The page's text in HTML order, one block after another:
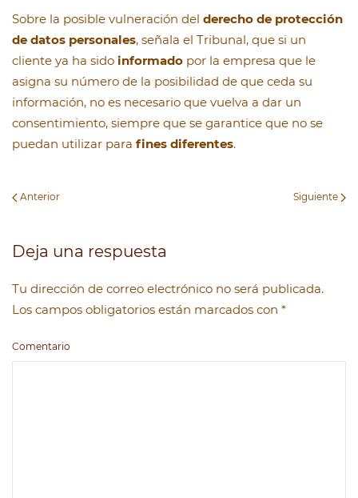
Sobre la posible vulneración del derecho de protección
de datos personales, señala el Tribunal, que si un
cliente ya ha sido informado por la empresa que le
asigna su número de la posibilidad de que ceda su
información, no es necesario que vuelva a dar un
consentimiento, siempre que se garantice que no se
puedan utilizar para fines diferentes.
Anterior Siguiente
Deja una respuesta
Tu dirección de correo electrónico no será publicada.
Los campos obligatorios están marcados con *
Comentario